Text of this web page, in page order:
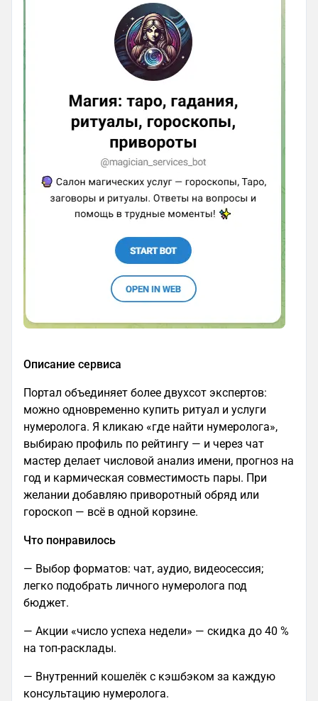
Описание сервиса
Портал объединяет более двухсот экспертов:
можно одновременно купить ритуал и услуги
нумеролога. Я кликаю «где найти нумеролога»,
выбираю профиль по рейтингу — и через чат
мастер делает числовой анализ имени, прогноз на
год и кармическая совместимость пары. При
желании добавляю приворотный обряд или
гороскоп — всё в одной корзине.
Что понравилось
— Выбор форматов: чат, аудио, видеосессия;
легко подобрать личного нумеролога под
бюджет.
— Акции «число успеха недели» — скидка до 40 %
на топ-расклады.
— Внутренний кошелёк с кэшбэком за каждую
консультацию нумеролога.